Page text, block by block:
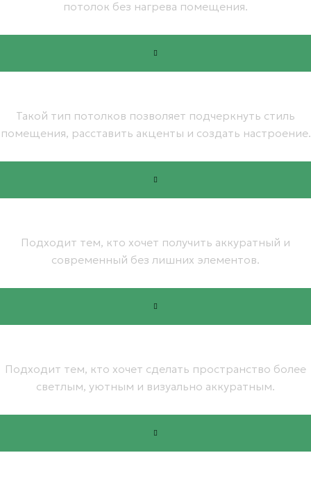
потолок без нагрева помещения.
Такой тип потолков позволяет подчеркнуть стиль
помещения, расставить акценты и создать настроение.
Подходит тем, кто хочет получить аккуратный и
современный без лишних элементов.
Подходит тем, кто хочет сделать пространство более
светлым, уютным и визуально аккуратным.